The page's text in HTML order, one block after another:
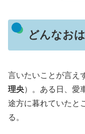
どんなお
言いたいことが言え
理央）。ある日、愛
途方に暮れていたと
る。